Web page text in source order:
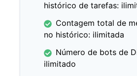
histórico de tarefas:
Contagem total de
no histórico: ilimitada
Número de bots de
ilimitado